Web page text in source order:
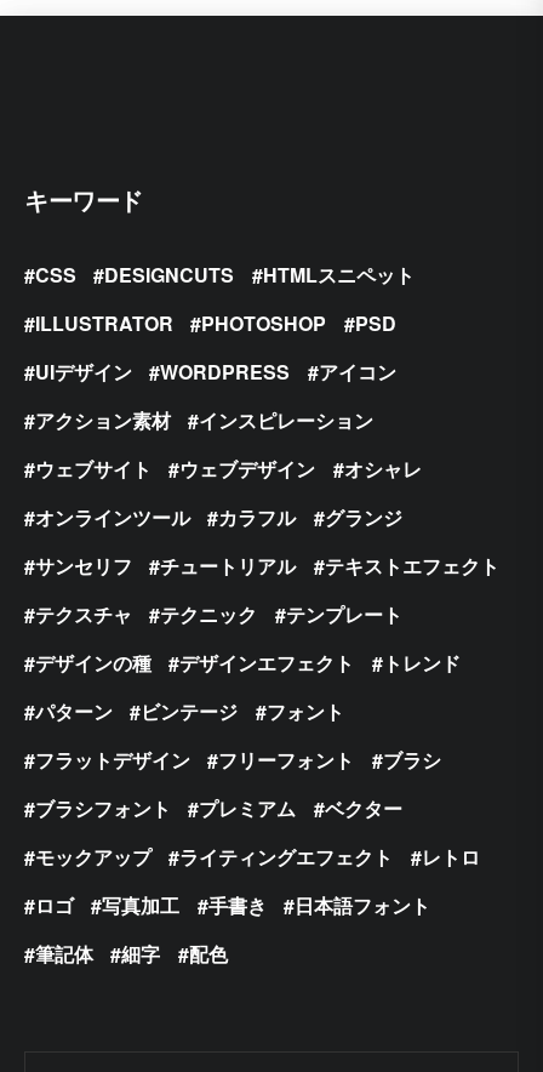
キーワード
CSS DESIGNCUTS
HTMLスニペット
ILLUSTRATOR
PHOTOSHOP
PSD
UIデザイン
WORDPRESS
アイコン
アクション素材
インスピレーション
ウェブサイト
ウェブデザイン
オシャレ
オンラインツール
カラフル
グランジ
サンセリフ
チュートリアル
テキストエフェクト
テクスチャ
テクニック
テンプレート
デザインの種
デザインエフェクト
トレンド
パターン
ビンテージ
フォント
フラットデザイン
フリーフォント
ブラシ
ブラシフォント
プレミアム
ベクター
モックアップ
ライティングエフェクト
レトロ
ロゴ
写真加工 手書き
日本語フォント
筆記体
細字 配色